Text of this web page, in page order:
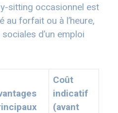
sitting occasionnel est
au forfait ou à l’heure,
d’un emploi
Coût
indicatif
(avant